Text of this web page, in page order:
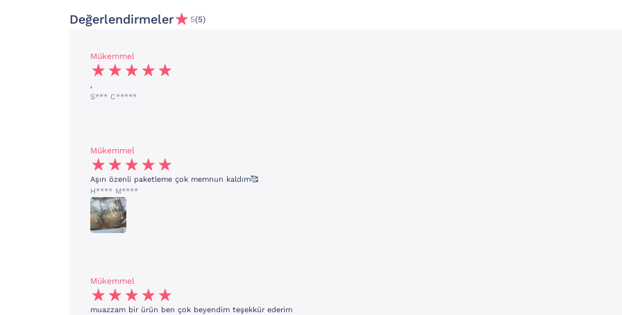
Değerlendirmeler 5(5)
Mükemmel
,
S*** C*****
Mükemmel
Aşırı özenli paketleme çok memnun kaldım🥰
H**** M****
Mükemmel
muazzam bir ürün ben çok beyendim teşekkür ederim